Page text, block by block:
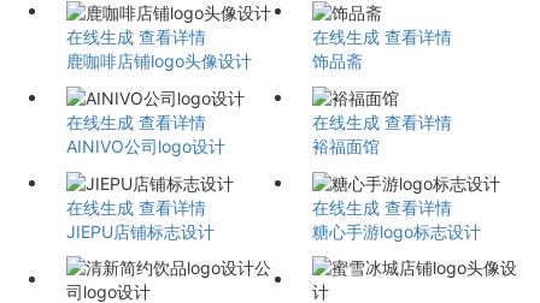
在线生成 查看详情
鹿咖啡店铺logo头像设计
在线生成 查看详情
饰品斋
在线生成 查看详情
AINIVO公司logo设计
在线生成 查看详情
裕福面馆
在线生成 查看详情
JIEPU店铺标志设计
在线生成 查看详情
糖心手游logo标志设计